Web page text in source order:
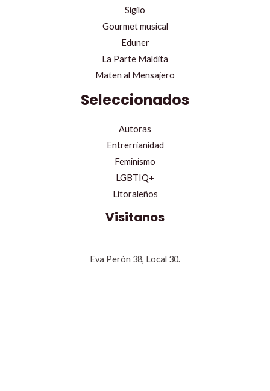
Sigilo
Gourmet musical
Eduner
La Parte Maldita
Maten al Mensajero
Seleccionados
Autoras
Entrerrianidad
Feminismo
LGBTIQ+
Litoraleños
Visitanos
Eva Perón 38, Local 30.